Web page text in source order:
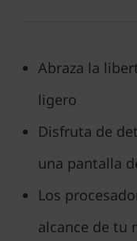
Abraza la
ligero
Disfruta de
una pantalla
Los
alcance de tu